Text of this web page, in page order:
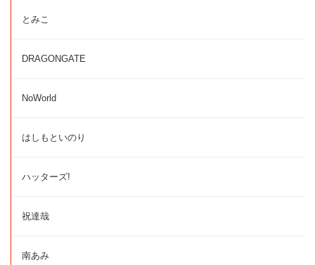
とみこ
DRAGONGATE
NoWorld
はしもといのり
ハッターズ!
祝達哉
南あみ